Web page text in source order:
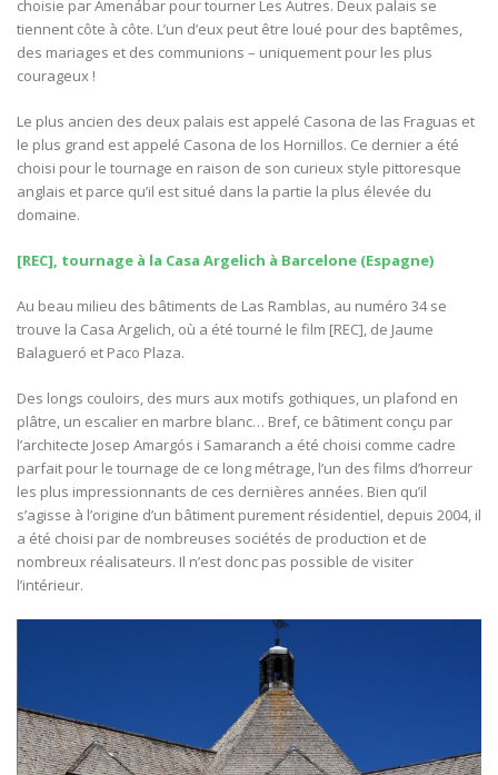
choisie par Amenábar pour tourner Les Autres. Deux palais se
tiennent côte à côte. L’un d’eux peut être loué pour des baptêmes,
des mariages et des communions – uniquement pour les plus
courageux !
Le plus ancien des deux palais est appelé Casona de las Fraguas et
le plus grand est appelé Casona de los Hornillos. Ce dernier a été
choisi pour le tournage en raison de son curieux style pittoresque
anglais et parce qu’il est situé dans la partie la plus élevée du
domaine.
[REC], tournage à la Casa Argelich à Barcelone (Espagne)
Au beau milieu des bâtiments de Las Ramblas, au numéro 34 se
trouve la Casa Argelich, où a été tourné le film [REC], de Jaume
Balagueró et Paco Plaza.
Des longs couloirs, des murs aux motifs gothiques, un plafond en
plâtre, un escalier en marbre blanc… Bref, ce bâtiment conçu par
l’architecte Josep Amargós i Samaranch a été choisi comme cadre
parfait pour le tournage de ce long métrage, l’un des films d’horreur
les plus impressionnants de ces dernières années. Bien qu’il
s’agisse à l’origine d’un bâtiment purement résidentiel, depuis 2004, il
a été choisi par de nombreuses sociétés de production et de
nombreux réalisateurs. Il n’est donc pas possible de visiter
l’intérieur.